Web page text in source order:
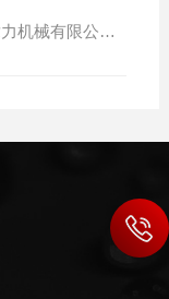
筑牢安全防线，护航稳健发展｜济南章力机械有限公司开展2026年安全生产月系列活动